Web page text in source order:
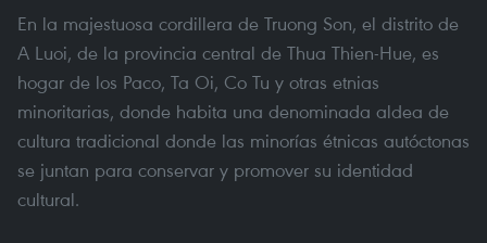
En la majestuosa cordillera de Truong Son, el distrito de
A Luoi, de la provincia central de Thua Thien-Hue, es
hogar de los Paco, Ta Oi, Co Tu y otras etnias
minoritarias, donde habita una denominada aldea de
cultura tradicional donde las minorías étnicas autóctonas
se juntan para conservar y promover su identidad
cultural.